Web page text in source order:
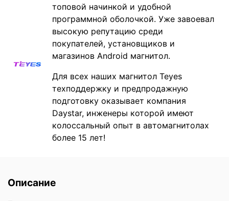
топовой начинкой и удобной
программной оболочкой. Уже завоевал
высокую репутацию среди
покупателей, установщиков и
магазинов Android магнитол.
Для всех наших магнитол Teyes
техподдержку и предпродажную
подготовку оказывает компания
Daystar, инженеры которой имеют
колоссальный опыт в автомагнитолах
более 15 лет!
Описание